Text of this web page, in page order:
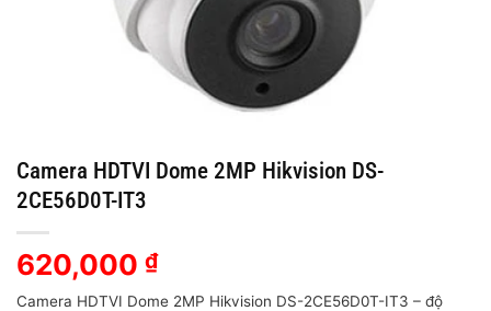
Camera HDTVI Dome 2MP Hikvision DS-
2CE56D0T-IT3
620,000 ₫
Camera HDTVI Dome 2MP Hikvision DS-2CE56D0T-IT3 – độ